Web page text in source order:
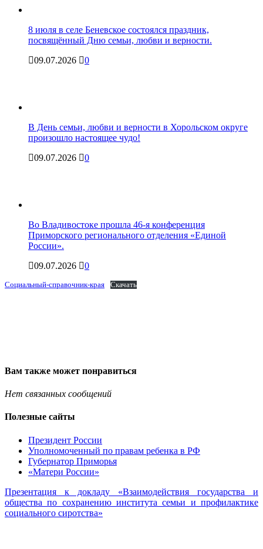
8 июля в селе Беневское состоялся праздник,
посвящённый Дню семьи, любви и верности.
09.07.2026
0
В День семьи, любви и верности в Хорольском округе
произошло настоящее чудо!
09.07.2026
0
Во Владивостоке прошла 46-я конференция
Приморского регионального отделения «Единой
России».
09.07.2026
0
Социальный-справочник-края Скачать
Вам также может понравиться
Нет связанных сообщений
Полезные сайты
Президент России
Уполномоченный по правам ребенка в РФ
Губернатор Приморья
«Матери России»
Презентация к докладу «Взаимодействия государства и
общества по сохранению института семьи и профилактике
социального сиротства»